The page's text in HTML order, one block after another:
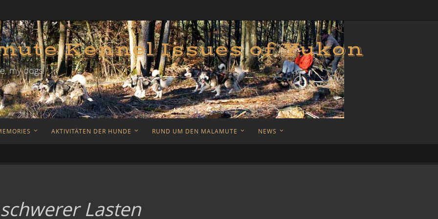
Kennel Issues of Yukon
my dogs!
AKTIVITÄTEN DER HUNDE RUND UM DEN MALAMUTE NEWS
Lasten